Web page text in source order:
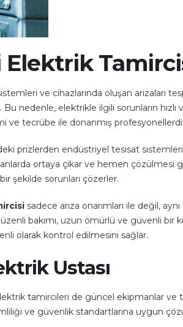
Elektrik
ve cihazlarında oluşan arızaları
Bu nedenle, elektrikle ilgili sorunların
ve tecrübe ile donanmış
prizlerden endüstriyel tesisat
ortaya çıkar ve hemen
şekilde sorunları çözerler.
sadece arıza onarımları ile değil,
bakımı, uzun ömürlü ve güvenli
olarak kontrol edilmesini sağlar.
Ustası
tamircileri de güncel ekipmanlar ve
ve güvenlik standartlarına uygun